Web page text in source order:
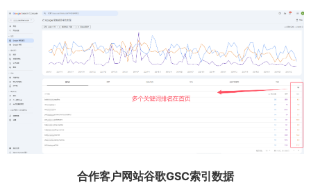
合作客户网站谷歌GSC索引数据